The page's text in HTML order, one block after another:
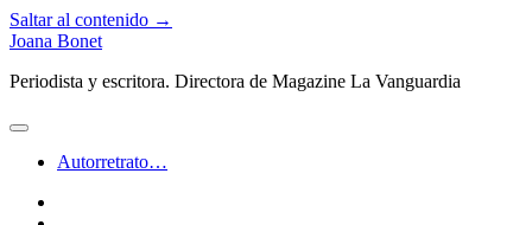
Saltar al contenido →
Joana Bonet
Periodista y escritora. Directora de Magazine La Vanguardia
abrir
Autorretrato…